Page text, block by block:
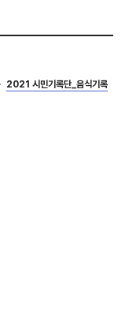
2021 시민기록단_음식기록